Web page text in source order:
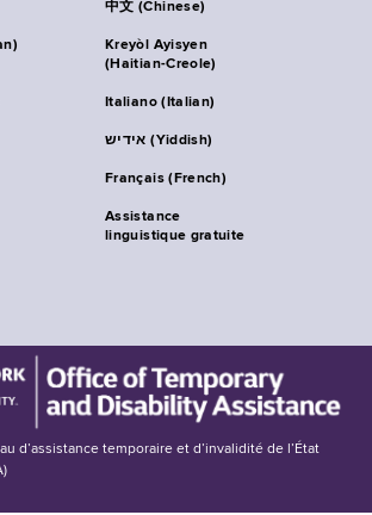
中文 (Chinese)
Kreyòl Ayisyen
(Haitian-Creole)
Italiano (Italian)
אידיש (Yiddish)
Français (French)
Assistance
linguistique gratuite
d’assistance temporaire et d’invalidité de l’État